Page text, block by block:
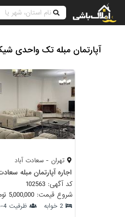
آپارتمان مبله تک واحدی
تهران - سعادت آباد
کد آگهی: 102563
شروع قیمت: 5,000,000 تومان
2 خوابه ظرفیت 4-6 نفر